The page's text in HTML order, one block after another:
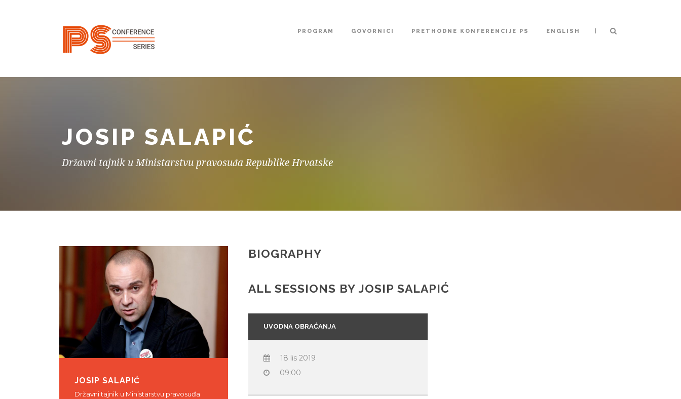
PROGRAM GOVORNICI PRETHODNE KONFERENCIJE PS ENGLISH |
JOSIP SALAPIĆ
Državni tajnik u Ministarstvu pravosuđa Republike Hrvatske
JOSIP SALAPIĆ
Državni tajnik u Ministarstvu pravosuđa
BIOGRAPHY
ALL SESSIONS BY JOSIP SALAPIĆ
UVODNA OBRAĆANJA
18 lis 2019
09:00